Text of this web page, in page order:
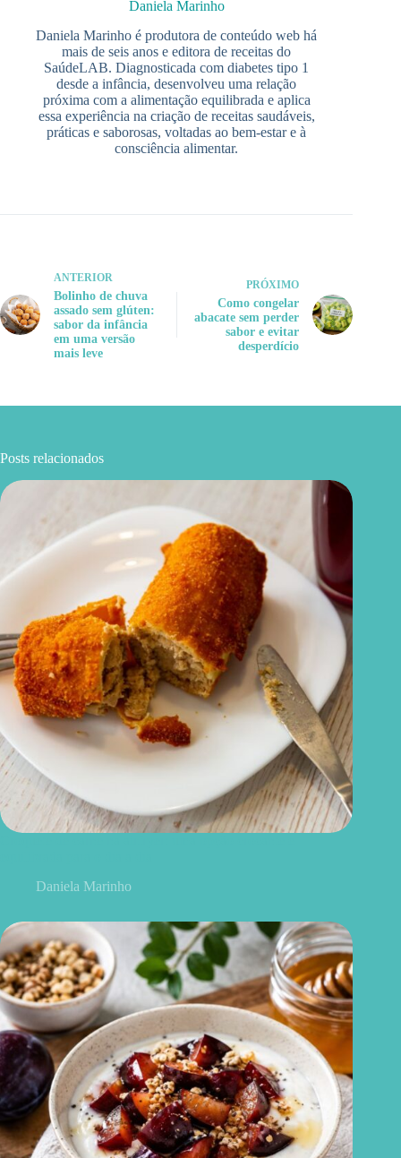
Daniela Marinho
Daniela Marinho é produtora de conteúdo web há
mais de seis anos e editora de receitas do
SaúdeLAB. Diagnosticada com diabetes tipo 1
desde a infância, desenvolveu uma relação
próxima com a alimentação equilibrada e aplica
essa experiência na criação de receitas saudáveis,
práticas e saborosas, voltadas ao bem-estar e à
consciência alimentar.
ANTERIOR
Bolinho de chuva
assado sem glúten:
sabor da infância
em uma versão
mais leve
PRÓXIMO
Como congelar
abacate sem perder
sabor e evitar
desperdício
Posts relacionados
Daniela Marinho